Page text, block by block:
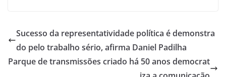
Sucesso da representatividade política é demonstra
do pelo trabalho sério, afirma Daniel Padilha
Parque de transmissões criado há 50 anos democrat